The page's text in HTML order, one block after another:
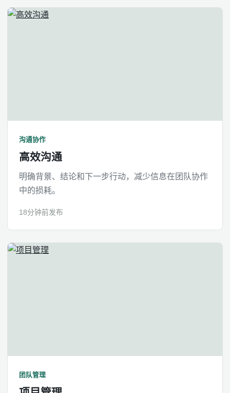
沟通协作
高效沟通
明确背景、结论和下一步行动，减少信息在团队协作
中的损耗。
18分钟前发布
团队管理